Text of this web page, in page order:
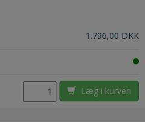
1.796,00 DKK
Læg i kurven